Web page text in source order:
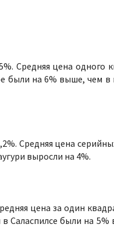
Средняя цена одного
были на 6% выше, чем в
Средняя цена
выросли на 4%.
цена за один
Саласпилсе были на